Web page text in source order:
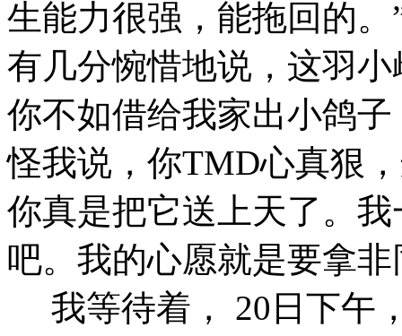
生能力很强，能拖回的
有几分惋惜地说，这羽
你不如借给我家出小鸽
怪我说，你TMD心真狠
你真是把它送上天了。
吧。我的心愿就是要拿
我等待着， 20日下午